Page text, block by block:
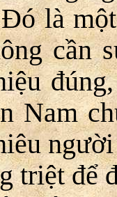
là
cần
Nam
triệt để